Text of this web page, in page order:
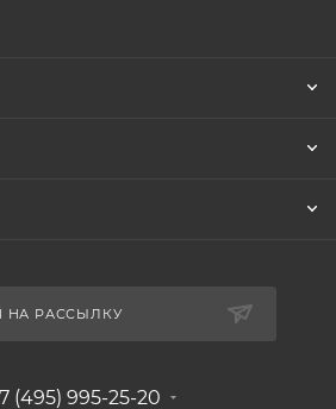
НА РАССЫЛКУ
(495) 995-25-20​